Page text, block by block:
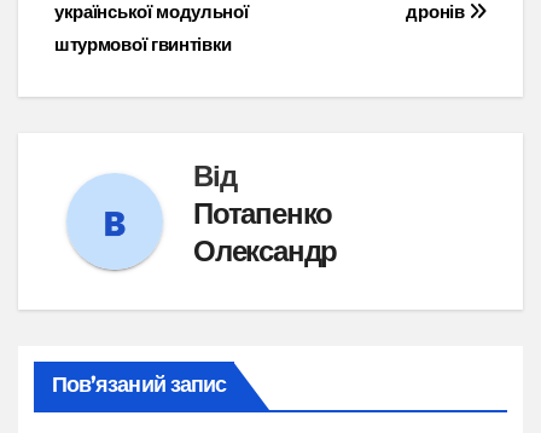
дронів
української модульної
штурмової гвинтівки
Від
Потапенко
Олександр
Пов’язаний запис